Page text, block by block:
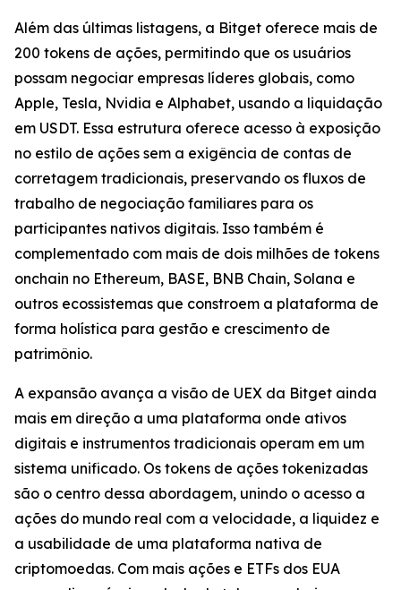
Além das últimas listagens, a Bitget oferece mais de
200 tokens de ações, permitindo que os usuários
possam negociar empresas líderes globais, como
Apple, Tesla, Nvidia e Alphabet, usando a liquidação
em USDT. Essa estrutura oferece acesso à exposição
no estilo de ações sem a exigência de contas de
corretagem tradicionais, preservando os fluxos de
trabalho de negociação familiares para os
participantes nativos digitais. Isso também é
complementado com mais de dois milhões de tokens
onchain no Ethereum, BASE, BNB Chain, Solana e
outros ecossistemas que constroem a plataforma de
forma holística para gestão e crescimento de
patrimônio.
A expansão avança a visão de UEX da Bitget ainda
mais em direção a uma plataforma onde ativos
digitais e instrumentos tradicionais operam em um
sistema unificado. Os tokens de ações tokenizadas
são o centro dessa abordagem, unindo o acesso a
ações do mundo real com a velocidade, a liquidez e
a usabilidade de uma plataforma nativa de
criptomoedas. Com mais ações e ETFs dos EUA